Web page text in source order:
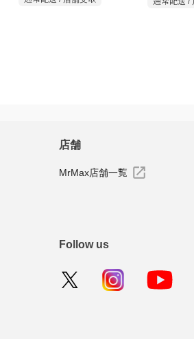
店舗
MrMax店舗一覧
Follow us